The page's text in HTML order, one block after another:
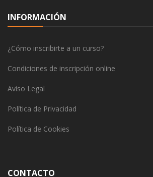
INFORMACIÓN
¿Cómo inscribirte a un curso?
Condiciones de inscripción online
Aviso Legal
Política de Privacidad
Política de Cookies
CONTACTO